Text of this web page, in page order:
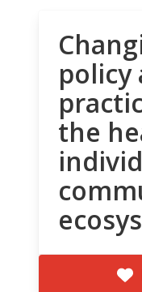
policy
the